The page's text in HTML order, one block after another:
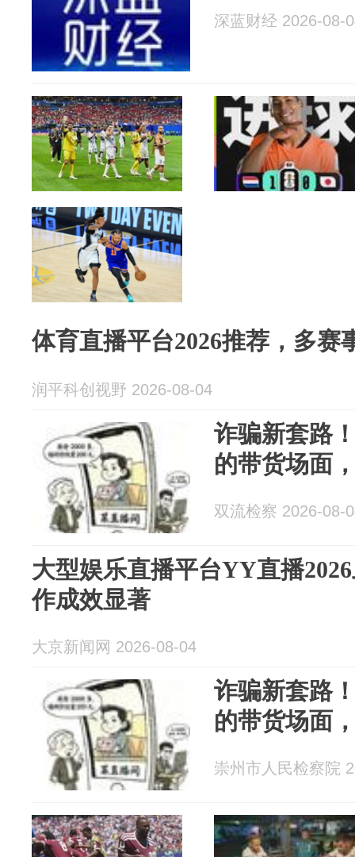
深蓝财经 2026-08-
体育直播平台2026推荐，多赛
润平科创视野 2026-08-04
诈骗新套路
的带货场面
双流检察 2026-08-
大型娱乐直播平台YY直播
作成效显著
大京新闻网 2026-08-04
诈骗新套路
的带货场面
崇州市人民检察院